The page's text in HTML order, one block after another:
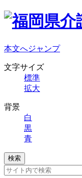
本文へジャンプ
文字サイズ
標準
拡大
背景
白
黒
青
検索